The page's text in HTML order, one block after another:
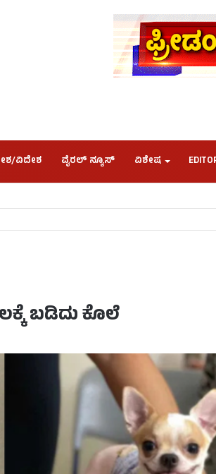
ವಿದೇಶ ವೈರಲ್ ನ್ಯೂಸ್ ವಿಶೇಷ
ಬಡಿದು ಕೊಲೆ